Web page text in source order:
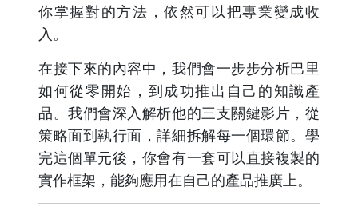
你掌握對的方法，依然可以把專業變成收
入。
在接下來的內容中，我們會一步步分析巴里
如何從零開始，到成功推出自己的知識產
品。我們會深入解析他的三支關鍵影片，從
策略面到執行面，詳細拆解每一個環節。學
完這個單元後，你會有一套可以直接複製的
實作框架，能夠應用在自己的產品推廣上。